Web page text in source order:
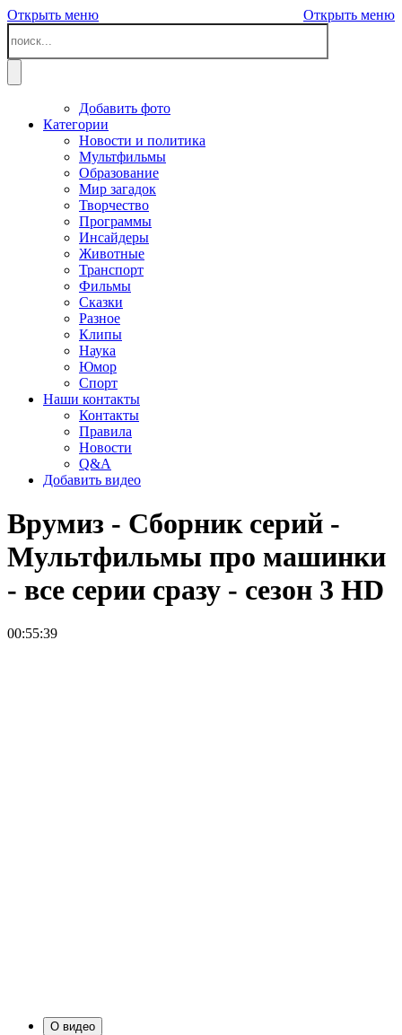
Открыть меню Открыть меню
Добавить фото
Категории
Новости и политика
Мультфильмы
Образование
Мир загадок
Творчество
Программы
Инсайдеры
Животные
Транспорт
Фильмы
Сказки
Разное
Клипы
Наука
Юмор
Спорт
Наши контакты
Контакты
Правила
Новости
Q&A
Добавить видео
Врумиз - Сборник серий -
Мультфильмы про машинки
- все серии сразу - сезон 3 HD
00:55:39
О видео